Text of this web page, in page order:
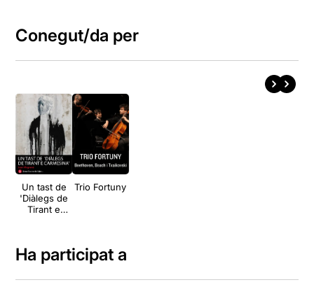
Conegut/da per
Un tast de
'Diàlegs de
Tirant e
Trio Fortuny
Ha participat a